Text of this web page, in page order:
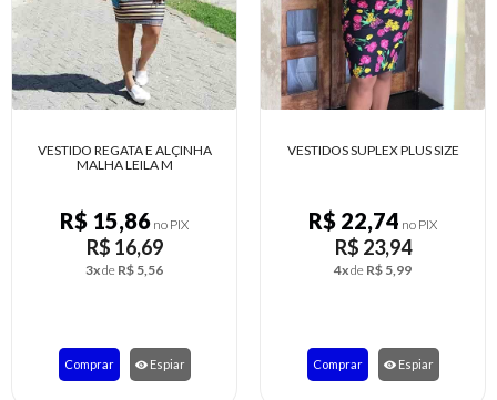
VESTIDOS SUPLEX PLUS SIZE
R$ 22,74no PIX
R$ 23,94
4x deR$ 5,99
Comprar Espiar
VESTIDO SUBLIMADO EM
R$ 17,87no PIX
R$ 18,81
3x deR$ 6,27
Comprar Espiar